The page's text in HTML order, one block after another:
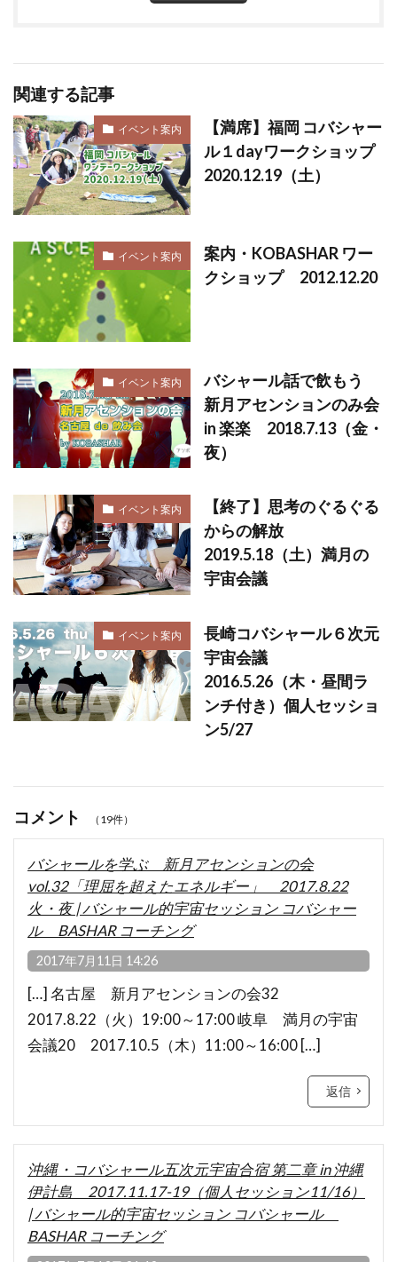
関連する記事
イベント案内
【満席】福岡 コバシャー
ル１dayワークショップ
2020.12.19（土）
イベント案内
案内・KOBASHAR ワー
クショップ 2012.12.20
イベント案内
バシャール話で飲もう
新月アセンションのみ会
in 楽楽 2018.7.13（金・
夜）
イベント案内
【終了】思考のぐるぐる
からの解放
2019.5.18（土）満月の
宇宙会議
イベント案内
長崎コバシャール６次元
宇宙会議
2016.5.26（木・昼間ラ
ンチ付き）個人セッショ
ン5/27
コメント （19件）
バシャールを学ぶ 新月アセンションの会
vol.32「理屈を超えたエネルギー」 2017.8.22
火・夜 | バシャール的宇宙セッション コバシャー
ル BASHAR コーチング
2017年7月11日 14:26
[…] 名古屋 新月アセンションの会32
2017.8.22（火）19:00～17:00 岐阜 満月の宇宙
会議20 2017.10.5（木）11:00～16:00 […]
返信
沖縄・コバシャール五次元宇宙合宿 第二章 in 沖縄
伊計島 2017.11.17-19（個人セッション11/16）
| バシャール的宇宙セッション コバシャール
BASHAR コーチング